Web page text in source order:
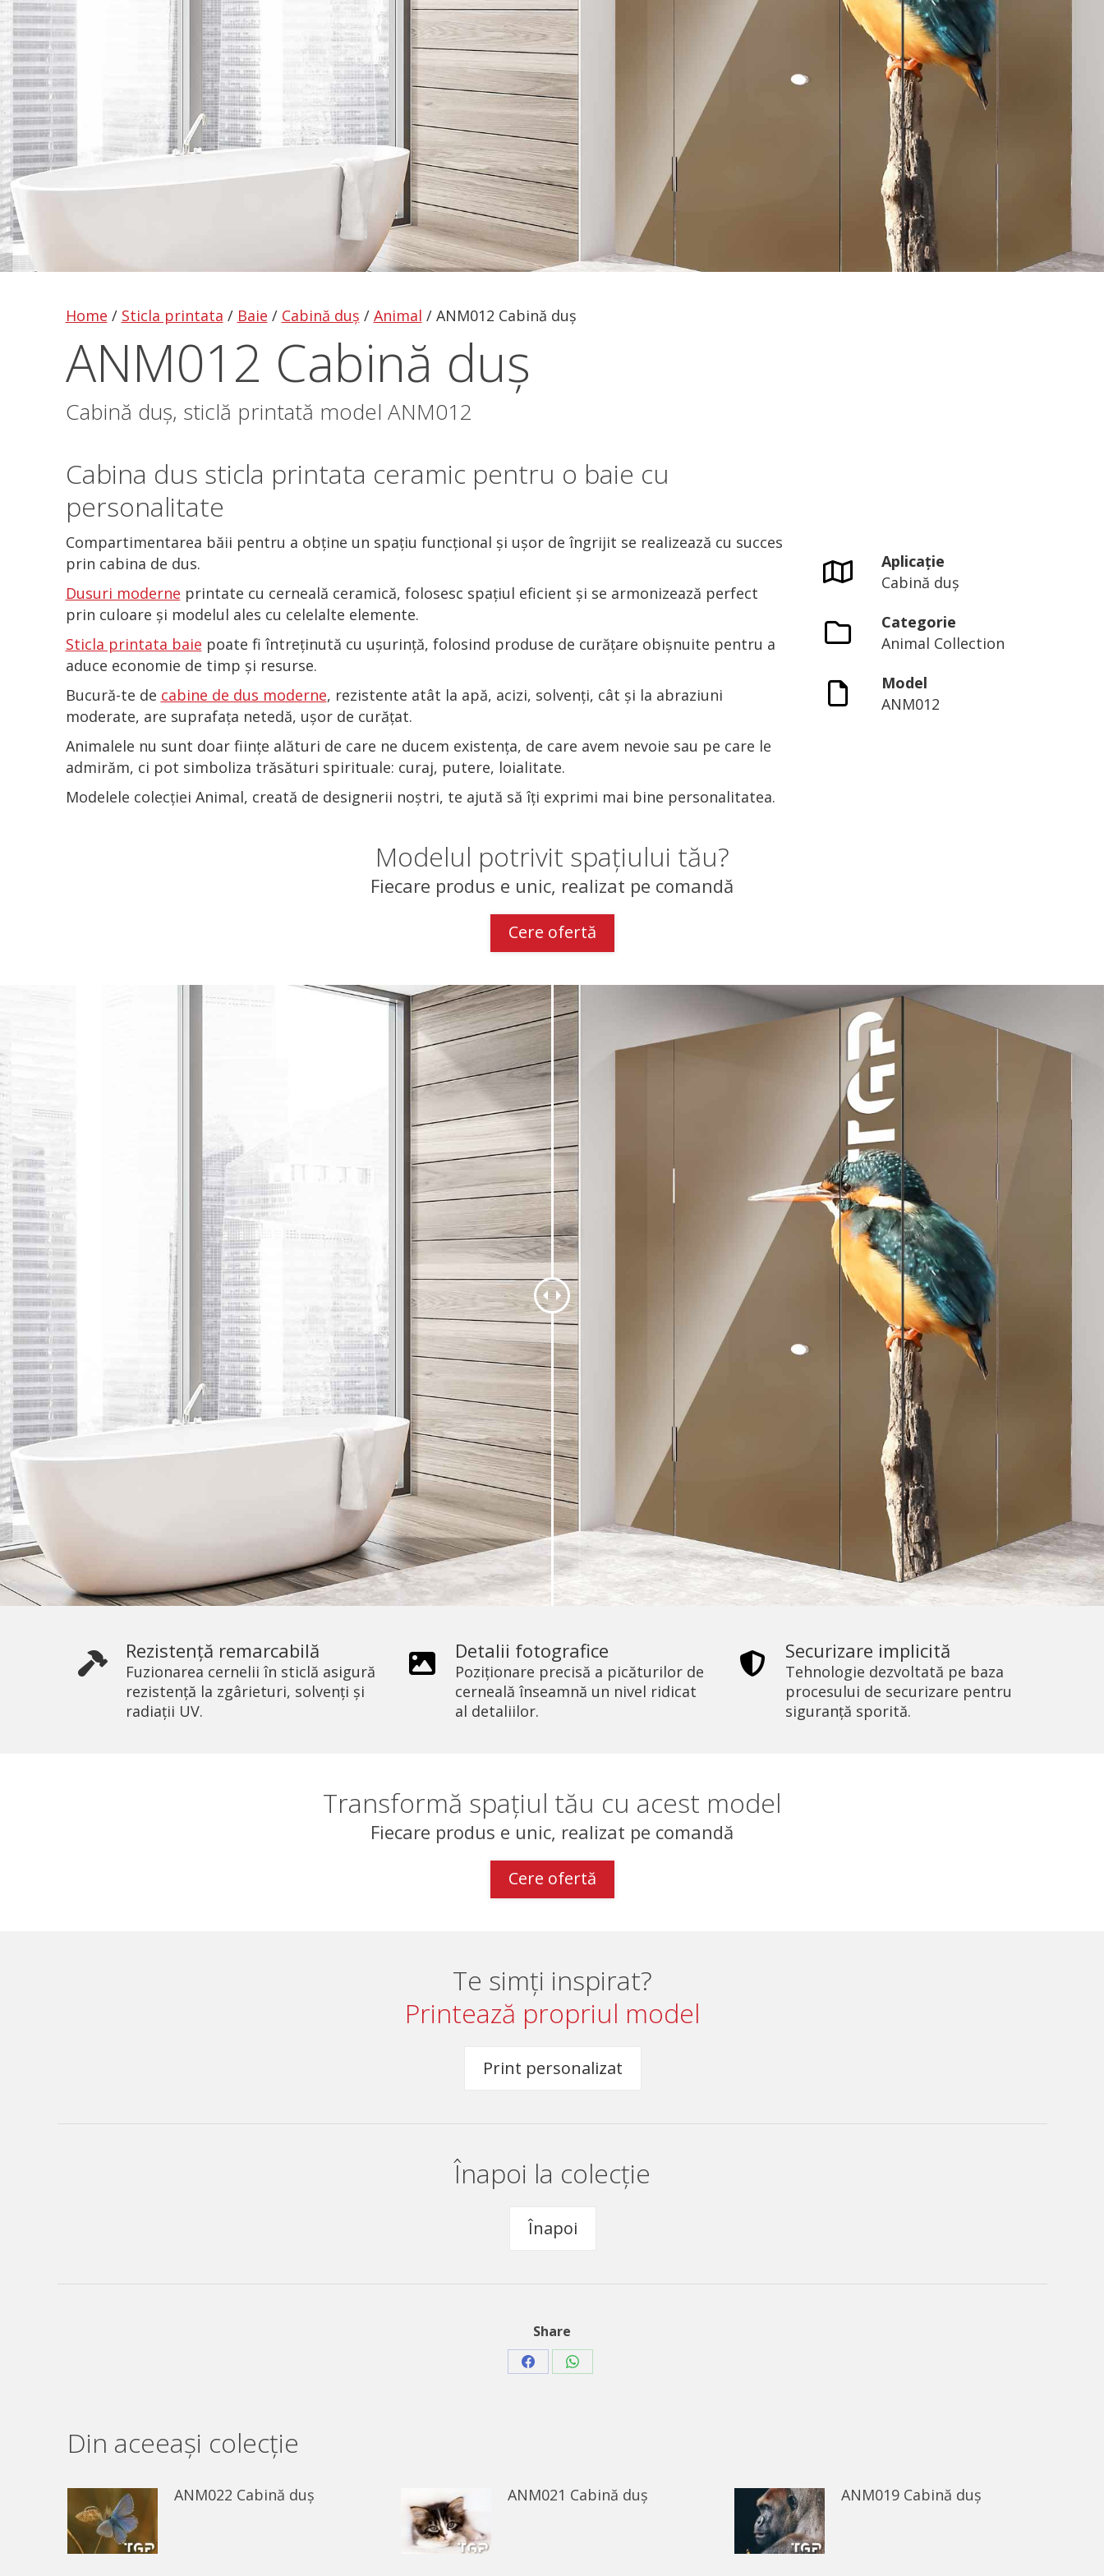
Home / Sticla printata / Baie / Cabină duș / Animal / ANM012 Cabină duș
ANM012 Cabină duș
Cabină duș, sticlă printată model ANM012
Cabina dus sticla printata ceramic pentru o baie cu
personalitate
Compartimentarea băii pentru a obține un spațiu funcțional și ușor de îngrijit se realizează cu succes
prin cabina de dus.
Dusuri moderne printate cu cerneală ceramică, folosesc spațiul eficient și se armonizează perfect
prin culoare și modelul ales cu celelalte elemente.
Sticla printata baie poate fi întreținută cu ușurință, folosind produse de curățare obișnuite pentru a
aduce economie de timp și resurse.
Bucură-te de cabine de dus moderne, rezistente atât la apă, acizi, solvenți, cât și la abraziuni
moderate, are suprafața netedă, ușor de curățat.
Animalele nu sunt doar ființe alături de care ne ducem existența, de care avem nevoie sau pe care le
admirăm, ci pot simboliza trăsături spirituale: curaj, putere, loialitate.
Modelele colecției Animal, creată de designerii noștri, te ajută să îți exprimi mai bine personalitatea.
Aplicație
Cabină duș
Categorie
Animal Collection
Model
ANM012
Modelul potrivit spațiului tău?
Fiecare produs e unic, realizat pe comandă
Cere ofertă
Rezistență remarcabilă
Fuzionarea cernelii în sticlă asigură
rezistență la zgârieturi, solvenți și
radiații UV.
Detalii fotografice
Poziționare precisă a picăturilor de
cerneală înseamnă un nivel ridicat
al detaliilor.
Securizare implicită
Tehnologie dezvoltată pe baza
procesului de securizare pentru
siguranță sporită.
Transformă spațiul tău cu acest model
Fiecare produs e unic, realizat pe comandă
Cere ofertă
Te simți inspirat?
Printează propriul model
Print personalizat
Înapoi la colecție
Înapoi
Share
Share Share
Din aceeaşi colecție
ANM022 Cabină duș ANM021 Cabină duș ANM019 Cabină duș